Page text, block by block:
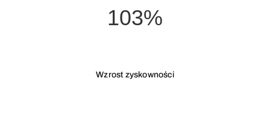
103%
Wzrost zyskowności